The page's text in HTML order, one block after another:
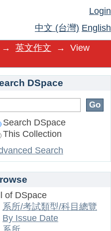
Login
中文 (台灣) English
→ 英文作文 →
View
DSpace
Search DSpace
This Collection
Search
of DSpace
系所/考試類型/科目總覽
By Issue Date